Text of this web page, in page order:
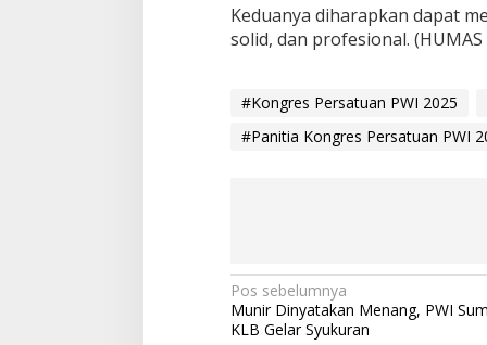
Keduanya diharapkan dapat
solid, dan profesional. (HUMAS
#Kongres Persatuan PWI 2025
#Panitia Kongres Persatuan PWI
N
a
Pos sebelumnya
Munir Dinyatakan Menang, PWI
KLB Gelar Syukuran